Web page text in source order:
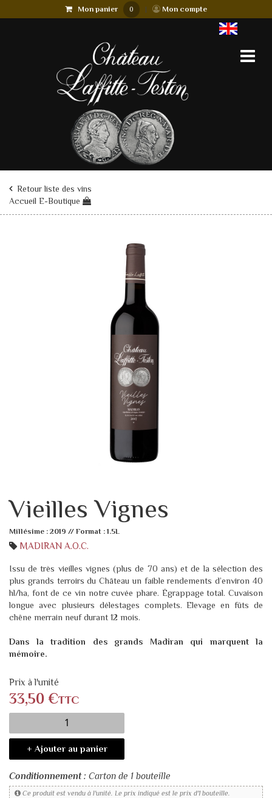
Mon panier 0 | Mon compte
Retour liste des vins
Accueil E-Boutique
Vieilles Vignes
Millésime : 2019 // Format : 1.5L
MADIRAN A.O.C.
Issu de très vieilles vignes (plus de 70 ans) et de la sélection des
plus grands terroirs du Château un faible rendements d’environ 40
hl/ha, font de ce vin notre cuvée phare. Égrappage total. Cuvaison
longue avec plusieurs délestages complets. Elevage en fûts de
chêne merrain neuf durant 12 mois.
Dans la tradition des grands Madiran qui marquent la
mémoire.
Prix à l'unité
33,50 €TTC
+ Ajouter au panier
Conditionnement : Carton de 1 bouteille
Ce produit est vendu à l'unité. Le prix indiqué est le prix d'1 bouteille.